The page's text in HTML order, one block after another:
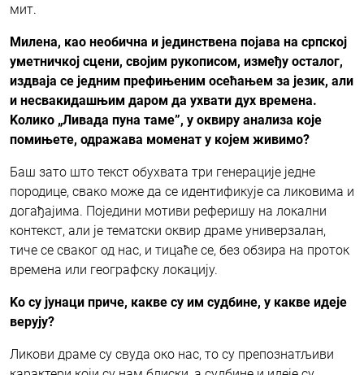
мит.
Милена, као необична и јединствена појава на српској
уметничкој сцени, својим рукописом, између осталог,
издваја се једним префињеним осећањем за језик, али
и несвакидашњим даром да ухвати дух времена.
Kолико „Ливада пуна таме”, у оквиру анализа које
помињете, одражава моменат у којем живимо?
Баш зато што текст обухвата три генерације једне
породице, свако може да се идентификује са ликовима и
догађајима. Поједини мотиви реферишу на локални
контекст, али је тематски оквир драме универзалан,
тиче се сваког од нас, и тицаће се, без обзира на проток
времена или географску локацију.
Kо су јунаци приче, какве су им судбине, у какве идеје
верују?
Ликови драме су свуда око нас, то су препознатљиви